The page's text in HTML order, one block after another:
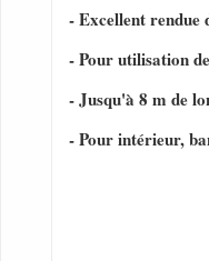
- Excellent rendue
- Pour utilisation
- Jusqu'à 8 m de
- Pour intérieur,